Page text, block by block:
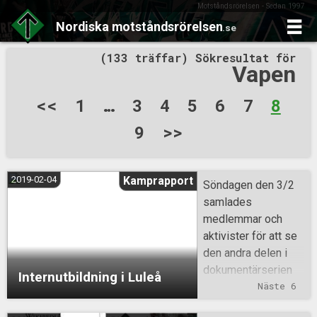
Motståndsrörelsen - Sedan 1997
Nordiska motståndsrörelsen.se
to
(133 träffar) Sökresultat för
Vapen
Sidnumrering
<< 1 … 3 4 5 6 7
8
9
>>
Internutbildning i Luleå
2019-02-04 Kamprapport
Söndagen den 3/2
samlades
medlemmar och
aktivister för att se
den andra delen i
dokumentärserien
Europa – The Last
Näste 6